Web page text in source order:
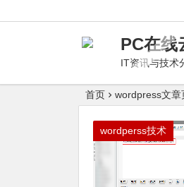
PC在线
IT资讯与技术
首页 wordpress文章
wordperss技术